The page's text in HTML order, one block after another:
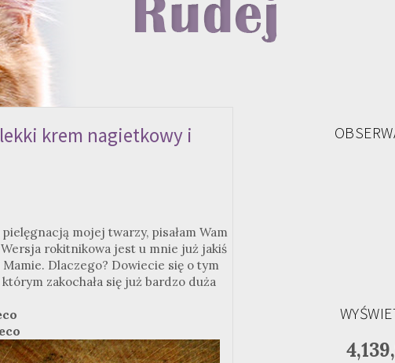
krem nagietkowy i
mojej twarzy, pisałam Wam
rokitnikowa jest u mnie już jakiś
Dlaczego? Dowiecie się o tym
zakochała się już bardzo duża